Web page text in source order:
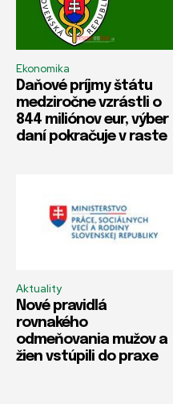
Ekonomika
Daňové príjmy štátu
medziročne vzrástli o
844 miliónov eur, výber
daní pokračuje v raste
Aktuality
Nové pravidlá
rovnakého
odmeňovania mužov a
žien vstúpili do praxe